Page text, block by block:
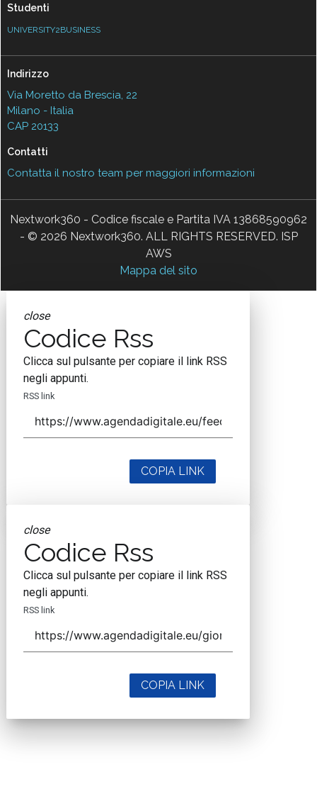
Studenti
UNIVERSITY2BUSINESS
Indirizzo
Via Moretto da Brescia, 22
Milano - Italia
CAP 20133
Contatti
Contatta il nostro team per maggiori informazioni
Nextwork360 - Codice fiscale e Partita IVA 13868590962
- © 2026 Nextwork360. ALL RIGHTS RESERVED. ISP
AWS
Mappa del sito
close
Codice Rss
Clicca sul pulsante per copiare il link RSS
negli appunti.
RSS link
COPIA LINK
close
Codice Rss
Clicca sul pulsante per copiare il link RSS
negli appunti.
RSS link
COPIA LINK